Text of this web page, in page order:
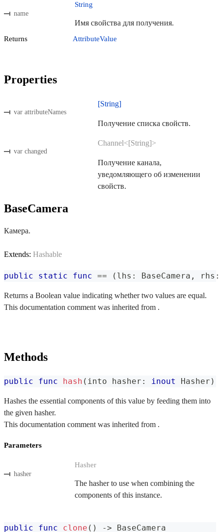
name
String
Имя свойства для получения.
Returns AttributeValue
Properties
var attributeNames
[String]
Получение списка свойств.
var changed
Channel<[String]>
Получение канала,
уведомляющего об изменении
свойств.
BaseCamera
Камера.
Extends: Hashable
public static func == ( lhs : BaseCamera , rhs :
Returns a Boolean value indicating whether two values are equal.
This documentation comment was inherited from .
Methods
public func hash ( into hasher : inout Hasher )
Hashes the essential components of this value by feeding them into
the given hasher.
This documentation comment was inherited from .
Parameters
hasher
Hasher
The hasher to use when combining the
components of this instance.
public func clone ( ) -> BaseCamera